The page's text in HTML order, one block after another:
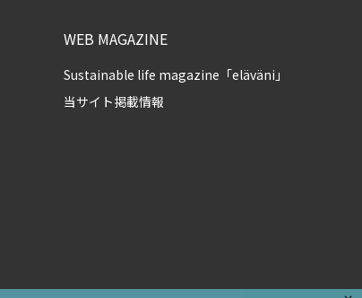
WEB MAGAZINE
Sustainable life magazine「eläväni」
当サイト掲載情報